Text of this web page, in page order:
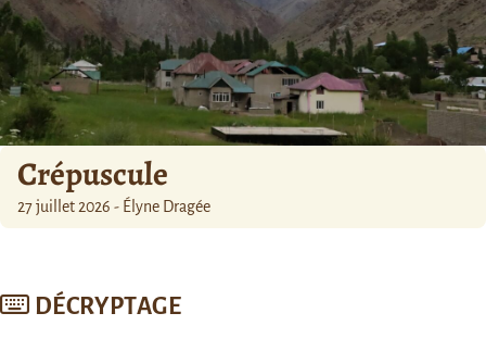
Crépuscule
27 juillet 2026 - Élyne Dragée
DÉCRYPTAGE